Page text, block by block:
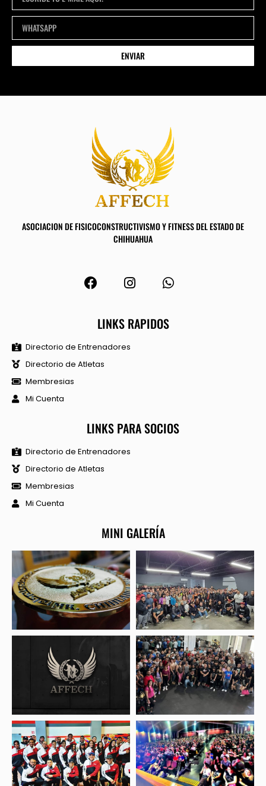
ENVIAR
ASOCIACION DE FISICOCONSTRUCTIVISMO Y FITNESS DEL ESTADO DE
CHIHUAHUA
LINKS RAPIDOS
Directorio de Entrenadores
Directorio de Atletas
Membresias
Mi Cuenta
LINKS PARA SOCIOS
Directorio de Entrenadores
Directorio de Atletas
Membresias
Mi Cuenta
MINI GALERÍA